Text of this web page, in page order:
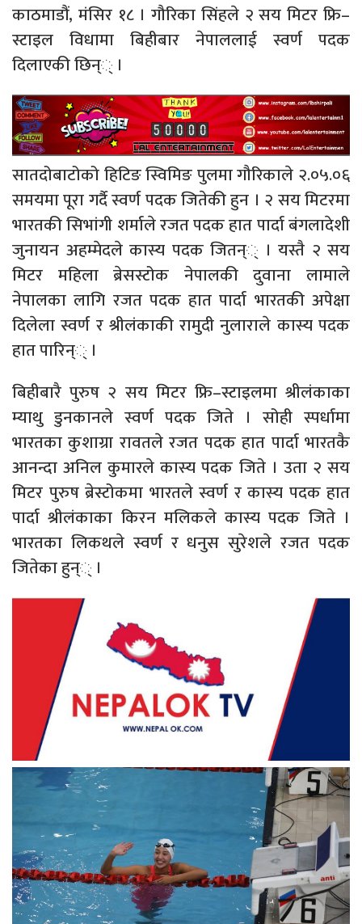
काठमाडौं, मंसिर १८ । गौरिका सिंहले २ सय मिटर फ्रि–
स्टाइल विधामा बिहीबार नेपाललाई स्वर्ण पदक
दिलाएकी छिन्् ।
सातदोबाटोको हिटिङ स्विमिङ पुलमा गौरिकाले २.०५.०६
समयमा पूरा गर्दै स्वर्ण पदक जितेकी हुन । २ सय मिटरमा
भारतकी सिभांगी शर्माले रजत पदक हात पार्दा बंगलादेशी
जुनायन अहम्मेदले कास्य पदक जितन्् । यस्तै २ सय
मिटर महिला ब्रेसस्टोक नेपालकी दुवाना लामाले
नेपालका लागि रजत पदक हात पार्दा भारतकी अपेक्षा
दिलेला स्वर्ण र श्रीलंकाकी रामुदी नुलाराले कास्य पदक
हात पारिन्् ।
बिहीबारै पुरुष २ सय मिटर फ्रि–स्टाइलमा श्रीलंकाका
म्याथु डुनकानले स्वर्ण पदक जिते । सोही स्पर्धामा
भारतका कुशाग्रा रावतले रजत पदक हात पार्दा भारतकै
आनन्दा अनिल कुमारले कास्य पदक जिते । उता २ सय
मिटर पुरुष ब्रेस्टोकमा भारतले स्वर्ण र कास्य पदक हात
पार्दा श्रीलंकाका किरन मलिकले कास्य पदक जिते ।
भारतका लिकथले स्वर्ण र धनुस सुरेशले रजत पदक
जितेका हुन्् ।